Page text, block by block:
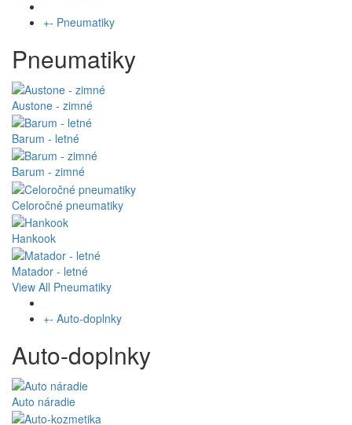
+- Pneumatiky
Pneumatiky
Austone - zimné
Barum - letné
Barum - zimné
Celoročné pneumatiky
Hankook
Matador - letné
View All Pneumatiky
+- Auto-doplnky
Auto-doplnky
Auto náradie